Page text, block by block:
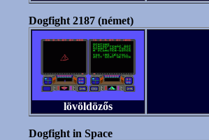
Dogfight 2187 (német)
lövöldözős
Dogfight in Space